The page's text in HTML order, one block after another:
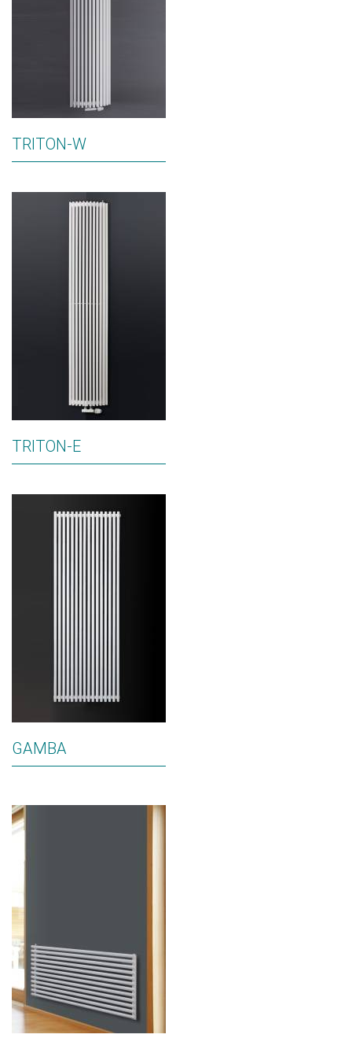
TRITON-W
TRITON-E
GAMBA